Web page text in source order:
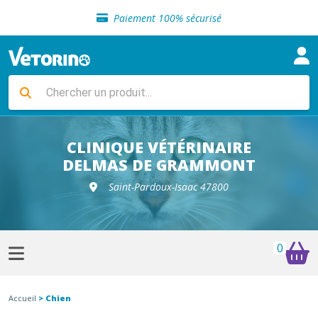
Paiement 100% sécurisé
Livraison gratuite en clinique vétérinaire
Sélection de croquettes vétérinaire
Livraison gratuite en clinique vétérinaire
Retour gratuit en clinique
Sélection de croquettes vétérinaire
CLINIQUE VÉTÉRINAIRE
DELMAS DE GRAMMONT
Saint-Pardoux-Isaac 47800
0
Accueil > Chien